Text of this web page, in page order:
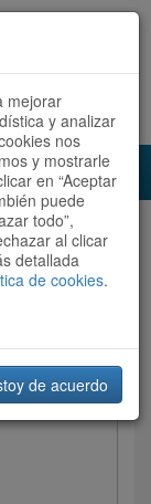
Español Català
/ Dificultat /
mejorar
y analizar
nos
y mostrarle
en “Aceptar
puede
todo”,
al clicar
detallada
de cookies.
de acuerdo